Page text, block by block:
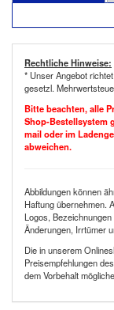
Rechtliche Hinweise:
* Unser Angebot
gesetzl.
Bitte beachten, alle
Shop-Bestellsystem
mail oder im
abweichen.
Abbildungen können
Haftung übernehmen.
Logos,
Änderungen, Irrtümer
Die in unserem
Preisempfehlungen
dem Vorbehalt